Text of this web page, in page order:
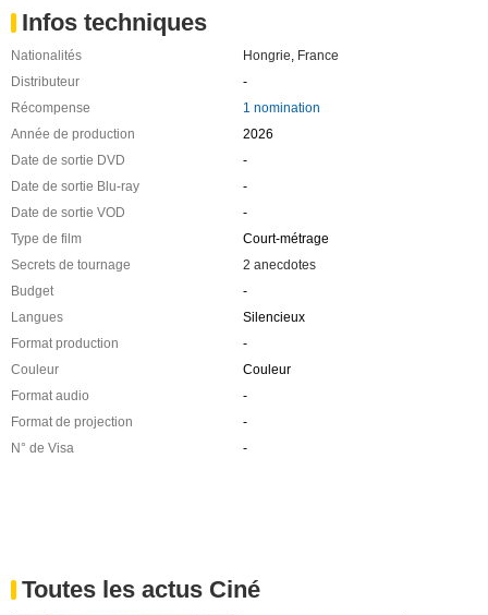
Infos techniques
Nationalités Hongrie, France
Distributeur
-
Récompense
1 nomination
Année de production
2026
Date de sortie DVD
-
Date de sortie Blu-ray
-
Date de sortie VOD
-
Type de film
Court-métrage
Secrets de tournage
2 anecdotes
Budget
-
Langues
Silencieux
Format production
-
Couleur
Couleur
Format audio
-
Format de projection
-
N° de Visa
-
Toutes les actus Ciné